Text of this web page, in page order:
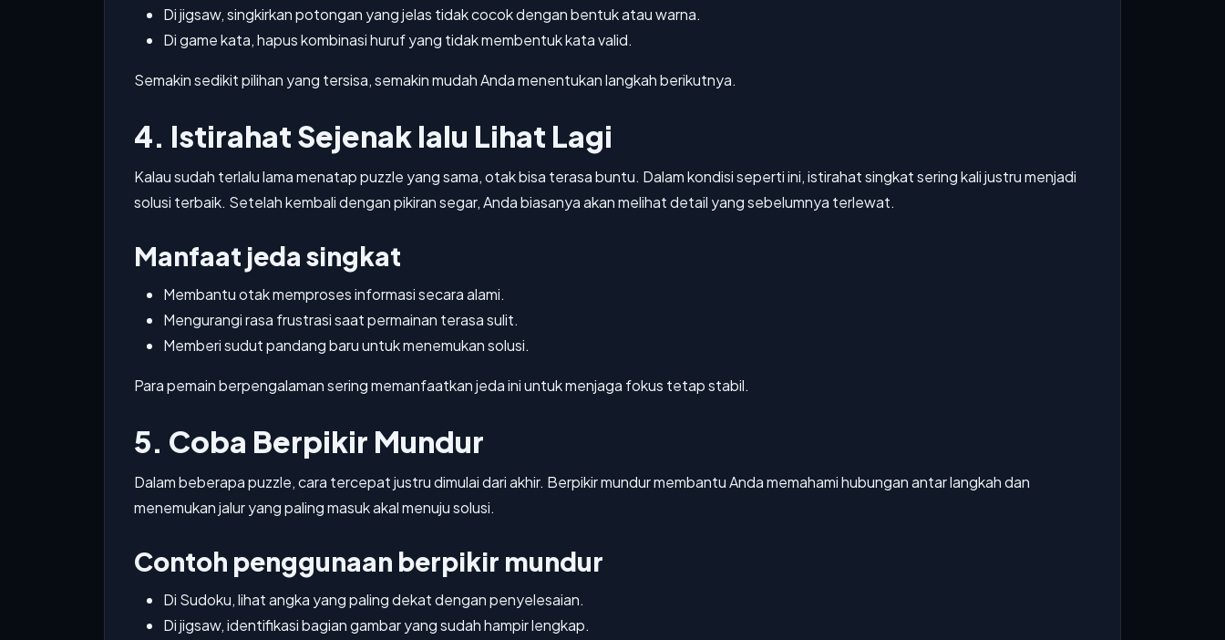
Di jigsaw, singkirkan potongan yang jelas tidak cocok dengan bentuk atau warna.
Di game kata, hapus kombinasi huruf yang tidak membentuk kata valid.
Semakin sedikit pilihan yang tersisa, semakin mudah Anda menentukan langkah berikutnya.
4. Istirahat Sejenak lalu Lihat Lagi
Kalau sudah terlalu lama menatap puzzle yang sama, otak bisa terasa buntu. Dalam kondisi seperti ini, istirahat singkat sering kali justru menjadi
solusi terbaik. Setelah kembali dengan pikiran segar, Anda biasanya akan melihat detail yang sebelumnya terlewat.
Manfaat jeda singkat
Membantu otak memproses informasi secara alami.
Mengurangi rasa frustrasi saat permainan terasa sulit.
Memberi sudut pandang baru untuk menemukan solusi.
Para pemain berpengalaman sering memanfaatkan jeda ini untuk menjaga fokus tetap stabil.
5. Coba Berpikir Mundur
Dalam beberapa puzzle, cara tercepat justru dimulai dari akhir. Berpikir mundur membantu Anda memahami hubungan antar langkah dan
menemukan jalur yang paling masuk akal menuju solusi.
Contoh penggunaan berpikir mundur
Di Sudoku, lihat angka yang paling dekat dengan penyelesaian.
Di jigsaw, identifikasi bagian gambar yang sudah hampir lengkap.